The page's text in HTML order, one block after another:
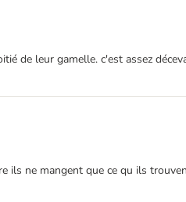
de leur gamelle. c'est assez
ne mangent que ce qu ils